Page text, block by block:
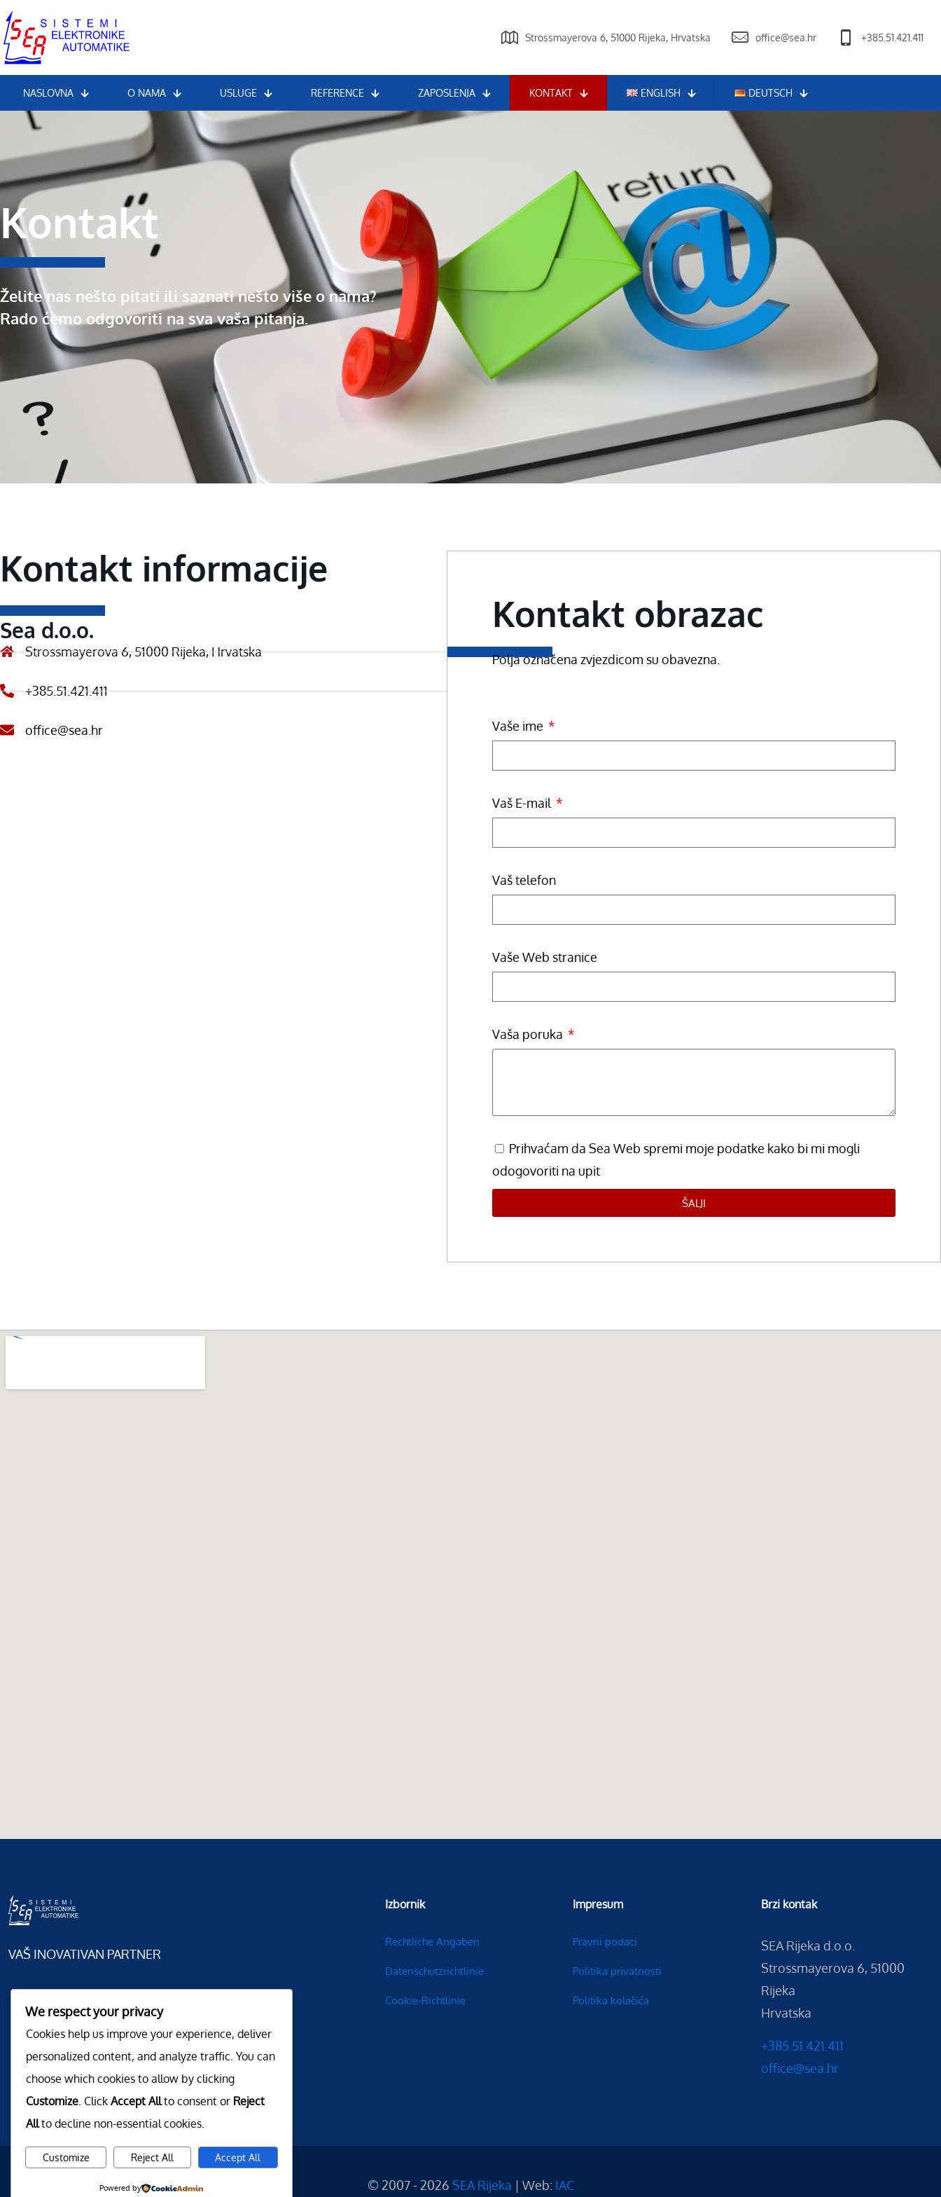
Strossmayerova 6, 51000 Rijeka, Hrvatska office@sea.hr +385.51.421.411
NASLOVNA O NAMA USLUGE REFERENCE ZAPOSLENJA KONTAKT ENGLISH DEUTSCH
Kontakt
Želite nas nešto pitati ili saznati nešto više o nama?
Rado ćemo odgovoriti na sva vaša pitanja.
Kontakt informacije
Sea d.o.o.
Strossmayerova 6, 51000 Rijeka, Hrvatska
+385.51.421.411
office@sea.hr
Kontakt obrazac
Polja označena zvjezdicom su obavezna.
Vaše ime
Vaš E-mail
Vaš telefon
Vaše Web stranice
Vaša poruka
Prihvaćam da Sea Web spremi moje podatke kako bi mi mogli
odogovoriti na upit
ŠALJI
VAŠ INOVATIVAN PARTNER
Izbornik
Rechtliche Angaben
Datenschutzrichtlinie
Cookie-Richtlinie
Impresum
Pravni podaci
Politika privatnosti
Politika kolačića
Brzi kontak
SEA Rijeka d.o.o.
Strossmayerova 6, 51000
Rijeka
Hrvatska
+385.51.421.411
office@sea.hr
© 2007 - 2026 SEA Rijeka | Web: IAC
We respect your privacy
Cookies help us improve your experience, deliver
personalized content, and analyze traffic. You can
choose which cookies to allow by clicking
Customize. Click Accept Allto consent or Reject
Allto decline non-essential cookies.
Customize Reject All Accept All
Powered by